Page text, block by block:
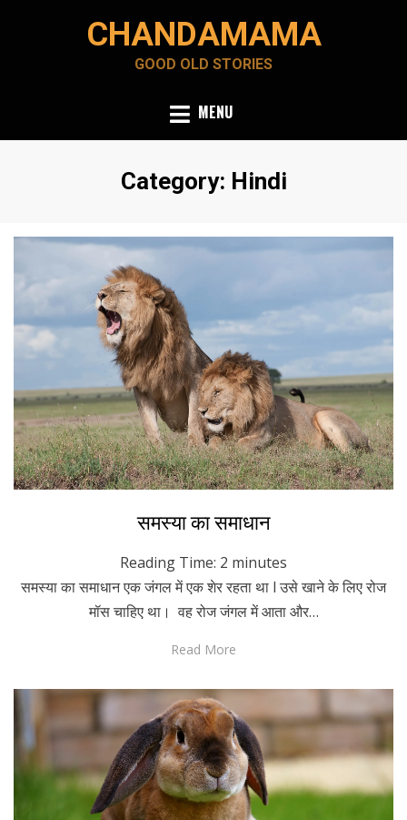
CHANDAMAMA
GOOD OLD STORIES
MENU
Category: Hindi
Posted
on
January 18, 2024
Hindi
समस्या का समाधान
Reading Time: 2 minutes
समस्या का समाधान एक जंगल में एक शेर रहता था l उसे खाने के लिए रोज
मॉस चाहिए था। वह रोज जंगल में आता और…
Read More